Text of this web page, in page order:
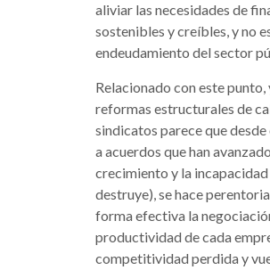
aliviar las necesidades de
sostenibles y creíbles, y no
endeudamiento del sector
Relacionado con este
reformas estructurales de
sindicatos parece que
a acuerdos que han
crecimiento y la incapacidad
destruye), se hace
forma efectiva la
productividad de cada
competitividad perdida y